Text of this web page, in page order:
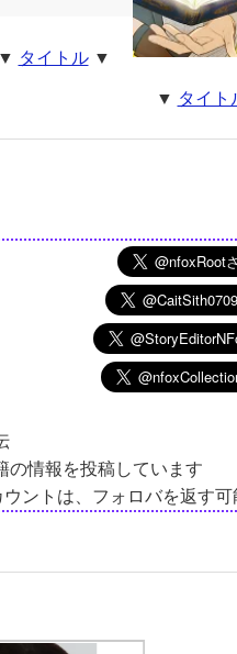
▼ タイトル▼
▼ タイト
の情報を投稿しています
ントは、フォロバを返す